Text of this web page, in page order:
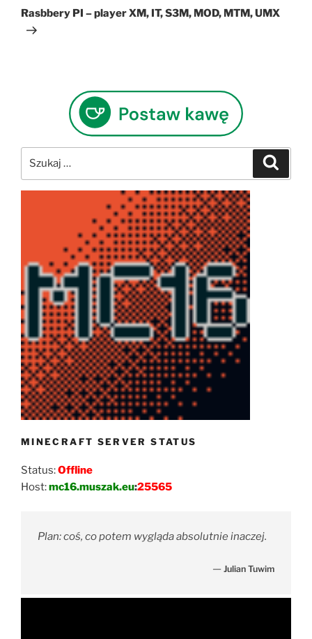
wpis
Rasbbery PI – player XM, IT, S3M, MOD, MTM, UMX
MINECRAFT SERVER STATUS
Status:Offline
Host:mc16.muszak.eu:25565
Plan: coś, co potem wygląda absolutnie inaczej.
— Julian Tuwim